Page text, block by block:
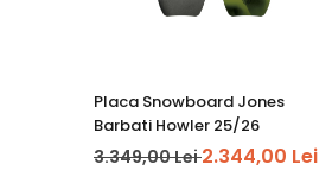
Placa Snowboard Jones
Barbati Howler 25/26
3.349,00 Lei2.344,00 Lei